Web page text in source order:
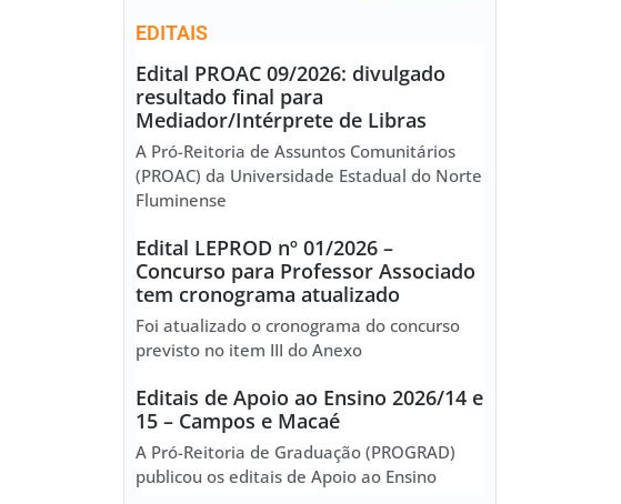
EDITAIS
Edital PROAC 09/2026: divulgado
resultado final para
Mediador/Intérprete de Libras
A Pró-Reitoria de Assuntos Comunitários
(PROAC) da Universidade Estadual do Norte
Fluminense
Edital LEPROD nº 01/2026 –
Concurso para Professor Associado
tem cronograma atualizado
Foi atualizado o cronograma do concurso
previsto no item III do Anexo
Editais de Apoio ao Ensino 2026/14 e
15 – Campos e Macaé
A Pró-Reitoria de Graduação (PROGRAD)
publicou os editais de Apoio ao Ensino